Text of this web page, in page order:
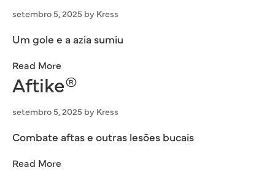
setembro 5, 2025 by Kress
Um gole e a azia sumiu
Read More
Aftike®
setembro 5, 2025 by Kress
Combate aftas e outras lesões bucais
Read More